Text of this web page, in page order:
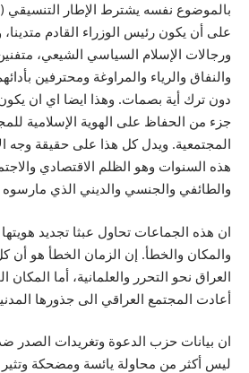
بالموضوع نفسه يشترط الإطار التنسيقي
على أن يكون رئيس الوزراء القادم
ورجالات الإسلام السياسي الشيعي،
والنفاق والرياء والمراوغة ومحترفين
دون ترك أية بصمات. وهذا ايضا اي ان
جزء من الحفاظ على الهوية الإسلامية
المجتمعية. ويدل كل هذا على حقيقة وجه
هذه السنوات وهو الظلم الاقتصادي
والطائفي والجنسي والديني الذي
ان هذه الجماعات تحاول عبثا تجديد
والمكان والخطأ. إن الزمان الخطأ هو أن
العراق نحو التحرر والعلمانية، أما المكان
أعادت المجتمع العراقي الى جذورها
ان بيانات حزب الدعوة وتغريدات الصدر
ليس أكثر من محاولة يائسة ومضحكة